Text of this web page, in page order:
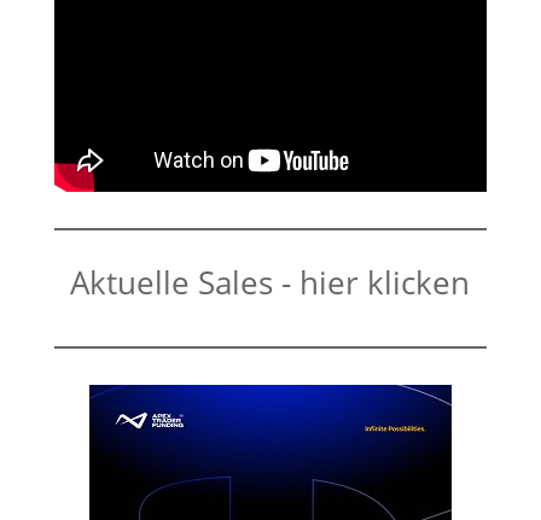
Aktuelle Sales - hier klicken